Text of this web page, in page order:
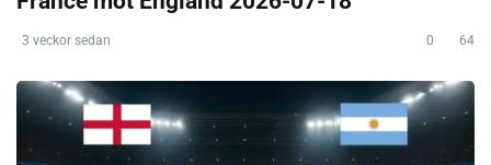
3 veckor sedan 0 64